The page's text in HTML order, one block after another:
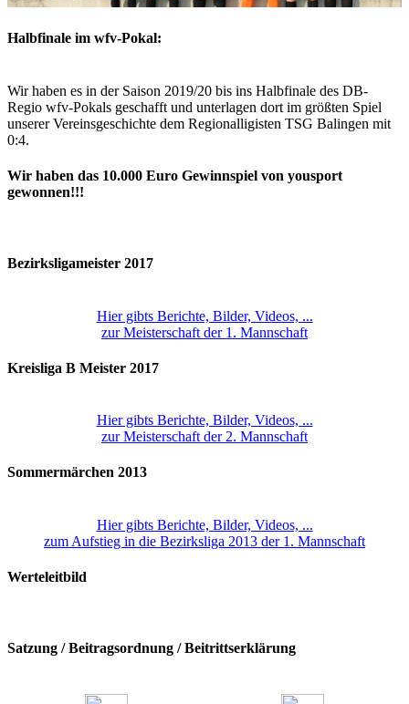
Halbfinale im wfv-Pokal:
Wir haben es in der Saison 2019/20 bis ins Halbfinale des DB-
Regio wfv-Pokals geschafft und unterlagen dort im größten Spiel
unserer Vereinsgeschichte dem Regionalligisten TSG Balingen mit
0:4.
Wir haben das 10.000 Euro Gewinnspiel von yousport
gewonnen!!!
Bezirksligameister 2017
Hier gibts Berichte, Bilder, Videos, ...
zur Meisterschaft der 1. Mannschaft
Kreisliga B Meister 2017
Hier gibts Berichte, Bilder, Videos, ...
zur Meisterschaft der 2. Mannschaft
Sommermärchen 2013
Hier gibts Berichte, Bilder, Videos, ...
zum Aufstieg in die Bezirksliga 2013 der 1. Mannschaft
Werteleitbild
Satzung / Beitragsordnung / Beitrittserklärung